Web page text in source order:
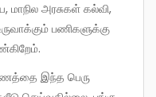
மாநில அரசுகள் கல்வி,
பணிகளுக்கு